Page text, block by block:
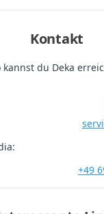
Kontakt
kannst du Deka
+49